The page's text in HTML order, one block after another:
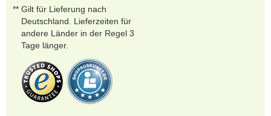
Gilt für Lieferung nach
Deutschland. Lieferzeiten für
andere Länder in der Regel 3
Tage länger.